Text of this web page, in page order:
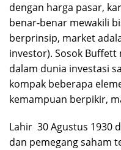
dengan harga pasar,
benar-benar mewakili
berprinsip, market
investor). Sosok
dalam dunia investasi
kompak beberapa
kemampuan berpikir,
Lahir 30 Agustus 1930
dan pemegang saham